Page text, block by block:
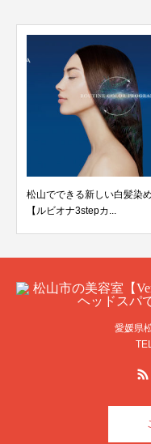
松山でできる新しい白髪染め
【ルビオナ3stepカ...
愛媛県